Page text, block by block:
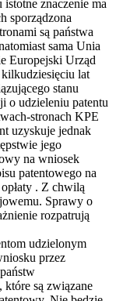
znaczenie ma
sporządzona
są państwa
sama Unia
Europejski Urząd
lat
stanu
o udzieleniu patentu
stronach KPE
uzyskuje jednak
jego
na wniosek
patentowego na
. Z chwilą
Sprawy o
rozpatrują
udzielonym
przez
które są związane